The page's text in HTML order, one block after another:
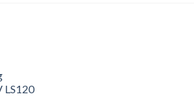
LS120